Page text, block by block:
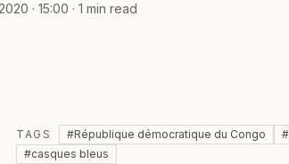
· 15:00 ·1 min read
TAGS #République démocratique du Congo #
#casques bleus